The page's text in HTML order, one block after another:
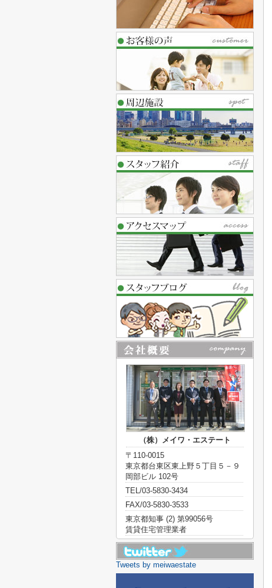
（株）メイワ・エステート
〒110-0015
東京都台東区東上野５丁目５－９
岡部ビル 102号
TEL/03-5830-3434
FAX/03-5830-3533
東京都知事 (2) 第99056号
賃貸住宅管理業者
Tweets by meiwaestate